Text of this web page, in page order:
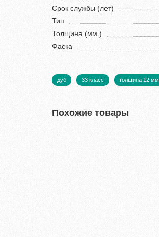
Срок службы (лет)
Тип
Толщина (мм.)
Фаска
дуб 33 класс толщина 12 мм
Похожие товары